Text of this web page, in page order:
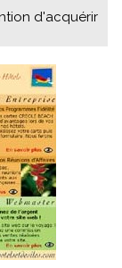
d'acquérir